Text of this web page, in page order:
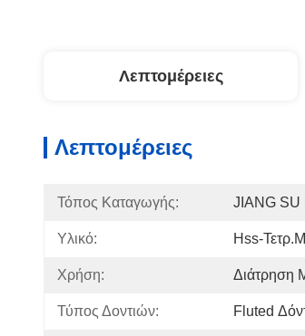
Λεπτομέρειες
Λεπτομέρειες
Τόπος Καταγωγής: JIANG
Υλικό: Hss-
Χρήση: Διάτρηση
Τύπος Δοντιών: Fluted